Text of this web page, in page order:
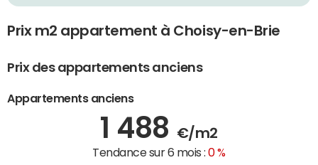
Prix m2 appartement à Choisy-en-Brie
Prix des appartements anciens
Appartements anciens
1 488 €/m2
Tendance sur 6 mois :0 %